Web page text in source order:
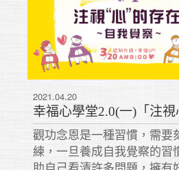
2021.04.20
觀功念恩是一種習慣，需要
練，一旦養成自我覺察的習